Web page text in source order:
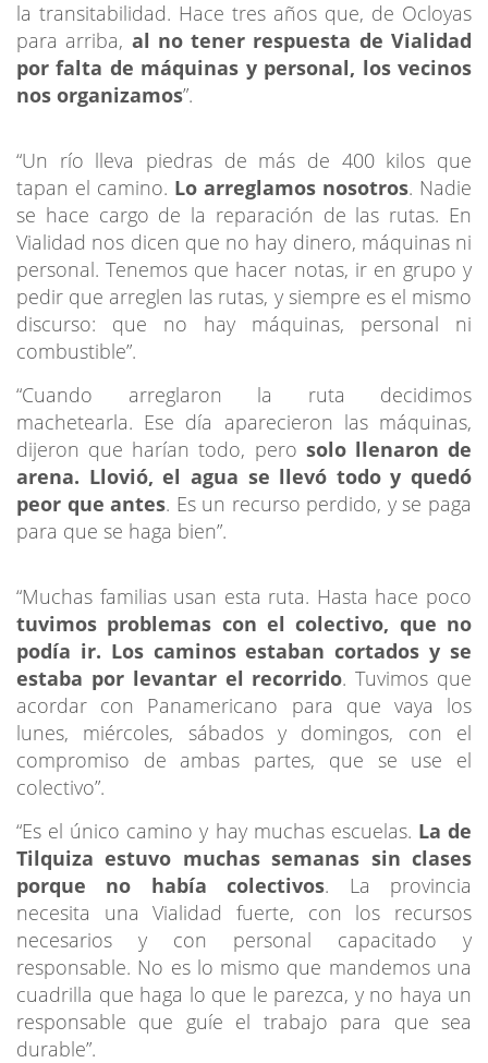
la transitabilidad. Hace tres años que, de Ocloyas
para arriba, al no tener respuesta de Vialidad
por falta de máquinas y personal, los vecinos
nos organizamos”.
“Un río lleva piedras de más de 400 kilos que
tapan el camino. Lo arreglamos nosotros. Nadie
se hace cargo de la reparación de las rutas. En
Vialidad nos dicen que no hay dinero, máquinas ni
personal. Tenemos que hacer notas, ir en grupo y
pedir que arreglen las rutas, y siempre es el mismo
discurso: que no hay máquinas, personal ni
combustible”.
“Cuando arreglaron la ruta decidimos
machetearla. Ese día aparecieron las máquinas,
dijeron que harían todo, pero solo llenaron de
arena. Llovió, el agua se llevó todo y quedó
peor que antes. Es un recurso perdido, y se paga
para que se haga bien”.
“Muchas familias usan esta ruta. Hasta hace poco
tuvimos problemas con el colectivo, que no
podía ir. Los caminos estaban cortados y se
estaba por levantar el recorrido. Tuvimos que
acordar con Panamericano para que vaya los
lunes, miércoles, sábados y domingos, con el
compromiso de ambas partes, que se use el
colectivo”.
“Es el único camino y hay muchas escuelas. La de
Tilquiza estuvo muchas semanas sin clases
porque no había colectivos. La provincia
necesita una Vialidad fuerte, con los recursos
necesarios y con personal capacitado y
responsable. No es lo mismo que mandemos una
cuadrilla que haga lo que le parezca, y no haya un
responsable que guíe el trabajo para que sea
durable”.